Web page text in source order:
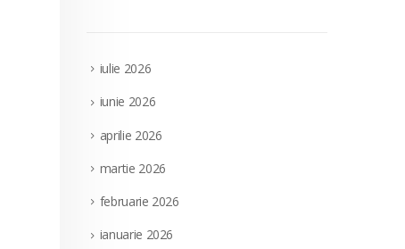
iulie 2026
iunie 2026
aprilie 2026
martie 2026
februarie 2026
ianuarie 2026